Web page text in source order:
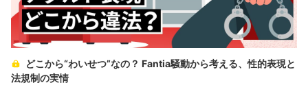
どこから“わいせつ”なの？ Fantia騒動から考える、性的表現と
法規制の実情